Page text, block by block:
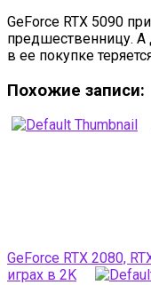
GeForce RTX 5090
предшественницу. А
в ее покупке
Похожие записи:
GeForce RTX 2080,
играх в 2K